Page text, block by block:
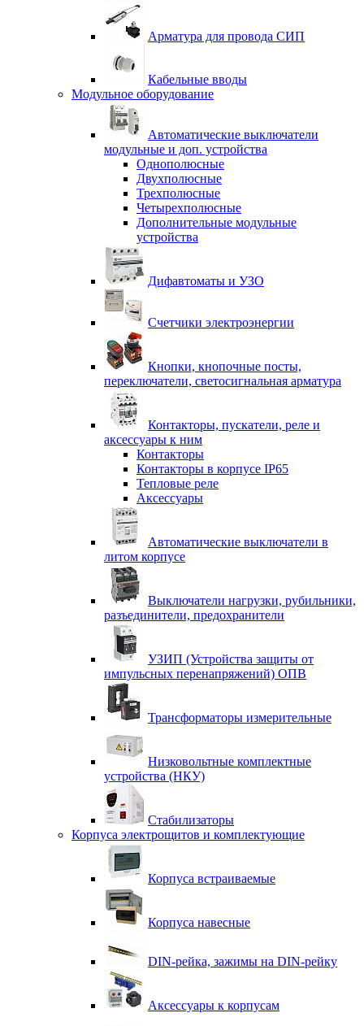
Арматура для провода СИП
Кабельные вводы
Модульное оборудование
Автоматические выключатели
модульные и доп. устройства
Однополюсные
Двухполюсные
Трехполюсные
Четырехполюсные
Дополнительные модульные
устройства
Дифавтоматы и УЗО
Счетчики электроэнергии
Кнопки, кнопочные посты,
переключатели, светосигнальная арматура
Контакторы, пускатели, реле и
аксессуары к ним
Контакторы
Контакторы в корпусе IP65
Тепловые реле
Аксессуары
Автоматические выключатели в
литом корпусе
Выключатели нагрузки, рубильники,
разъединители, предохранители
УЗИП (Устройства защиты от
импульсных перенапряжений) ОПВ
Трансформаторы измерительные
Низковольтные комплектные
устройства (НКУ)
Стабилизаторы
Корпуса электрощитов и комплектующие
Корпуса встраиваемые
Корпуса навесные
DIN-рейка, зажимы на DIN-рейку
Аксессуары к корпусам